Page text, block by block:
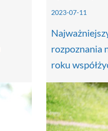
2023-07-11
rozpoznania
roku